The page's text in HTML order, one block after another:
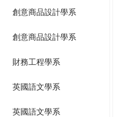
創意商品設計學系
創意商品設計學系
財務工程學系
英國語文學系
英國語文學系